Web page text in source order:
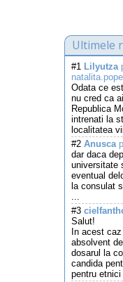
Ultimele
#1 Lilyutza
Odata ce
nu cred ca
Republica
intrenati la
localitatea
#2 Anusca
dar daca
universitate
eventual
la consulat
...
#3
Salut!
In acest
absolvent
dosarul la
candida
pentru etnici